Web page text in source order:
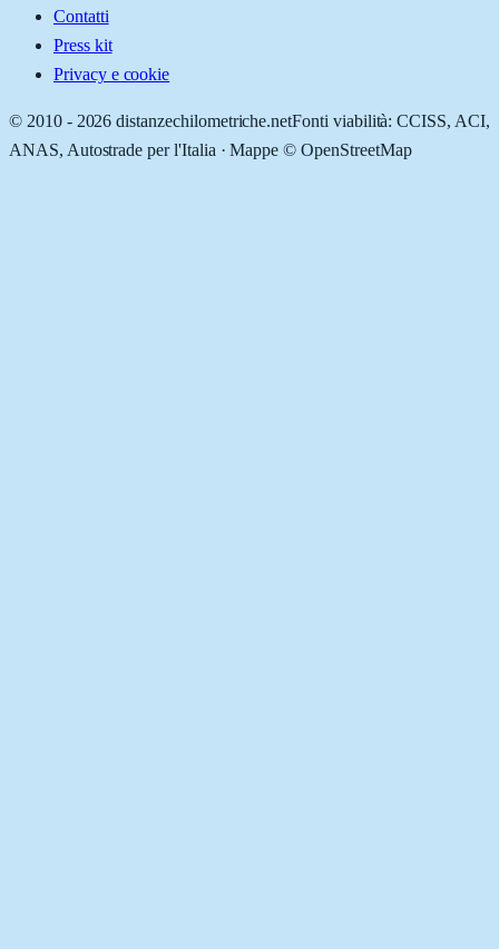
Contatti
Press kit
Privacy e cookie
© 2010 - 2026 distanzechilometriche.netFonti viabilità: CCISS, ACI,
ANAS, Autostrade per l'Italia · Mappe © OpenStreetMap